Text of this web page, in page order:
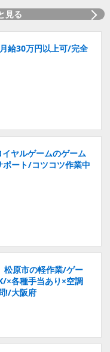
見る
給30万円以上可/完全
ヤルゲームのゲーム
ート/コツコツ作業中
松原市の軽作業/ゲー
×各種手当あり×空調
!/大阪府